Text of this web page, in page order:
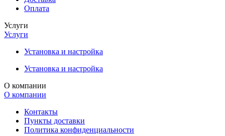
Оплата
Услуги
Услуги
Установка и настройка
Установка и настройка
О компании
О компании
Контакты
Пункты доставки
Политика конфиденциальности